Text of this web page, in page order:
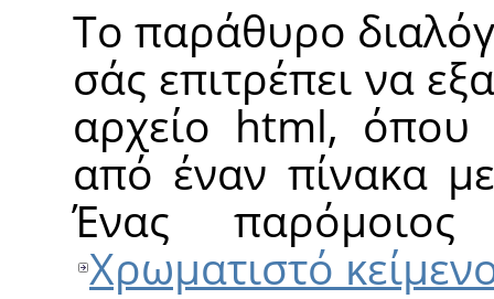
Το παράθυρο
σάς επιτρέπει να
αρχείο html, όπου
από έναν πίνακα
Ένας
Χρωματιστό